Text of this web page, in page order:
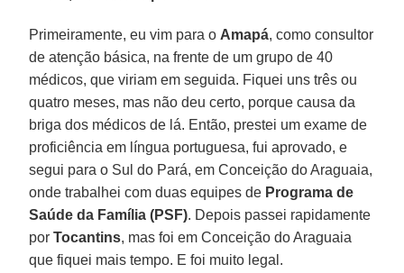
Primeiramente, eu vim para o Amapá, como consultor
de atenção básica, na frente de um grupo de 40
médicos, que viriam em seguida. Fiquei uns três ou
quatro meses, mas não deu certo, porque causa da
briga dos médicos de lá. Então, prestei um exame de
proficiência em língua portuguesa, fui aprovado, e
segui para o Sul do Pará, em Conceição do Araguaia,
onde trabalhei com duas equipes de Programa de
Saúde da Família (PSF). Depois passei rapidamente
porTocantins, mas foi em Conceição do Araguaia
que fiquei mais tempo. E foi muito legal.